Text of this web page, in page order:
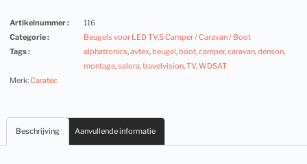
Artikelnummer :
116
Categorie :
Beugels voor LED TV,S Camper / Caravan / Boot
Tags :
alphatronics,avtex,beugel,boot,camper,caravan,denson,
montage,salora,travelvision,TV,WDSAT
Merk:Caratec
Beschrijving Aanvullende informatie